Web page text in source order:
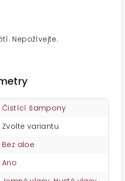
Nepožívejte.
Čistící šampony
Zvolte variantu
Bez aloe
Ano